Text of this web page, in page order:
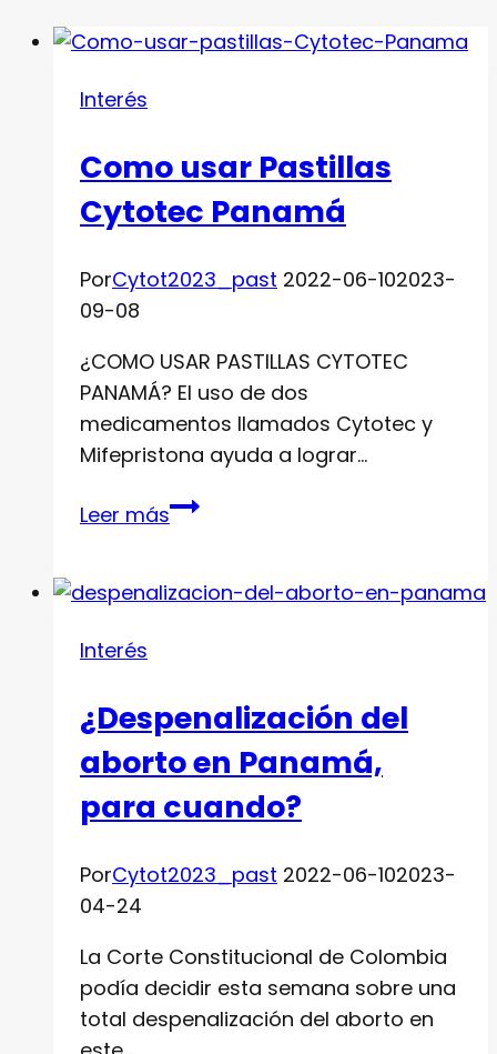
Interés
Como usar Pastillas
Cytotec Panamá
PorCytot2023_past 2022-06-102023-
09-08
¿COMO USAR PASTILLAS CYTOTEC
PANAMÁ? El uso de dos
medicamentos llamados Cytotec y
Mifepristona ayuda a lograr…
Leer másComo
Cytotec
Interés
¿Despenalización del
aborto en Panamá,
para cuando?
PorCytot2023_past 2022-06-102023-
04-24
La Corte Constitucional de Colombia
podía decidir esta semana sobre una
total despenalización del aborto en